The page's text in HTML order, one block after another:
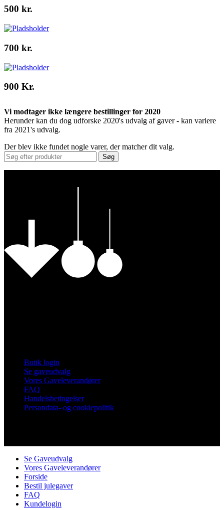
500 kr.
700 kr.
900 Kr.
Vi modtager ikke længere bestillinger for 2020
Herunder kan du dog udforske 2020's udvalg af gaver - kan variere
fra 2021's udvalg.
Der blev ikke fundet nogle varer, der matcher dit valg.
Søg
Butik login
Se gaveudvalg
Vores Gaveleverandører
FAQ
Handelsbetingelser
Persondata- og cookiepolitik
Se Gaveudvalg
Vores Gaveleverandører
Forside
Bestil julegaver
FAQ
Kundelogin